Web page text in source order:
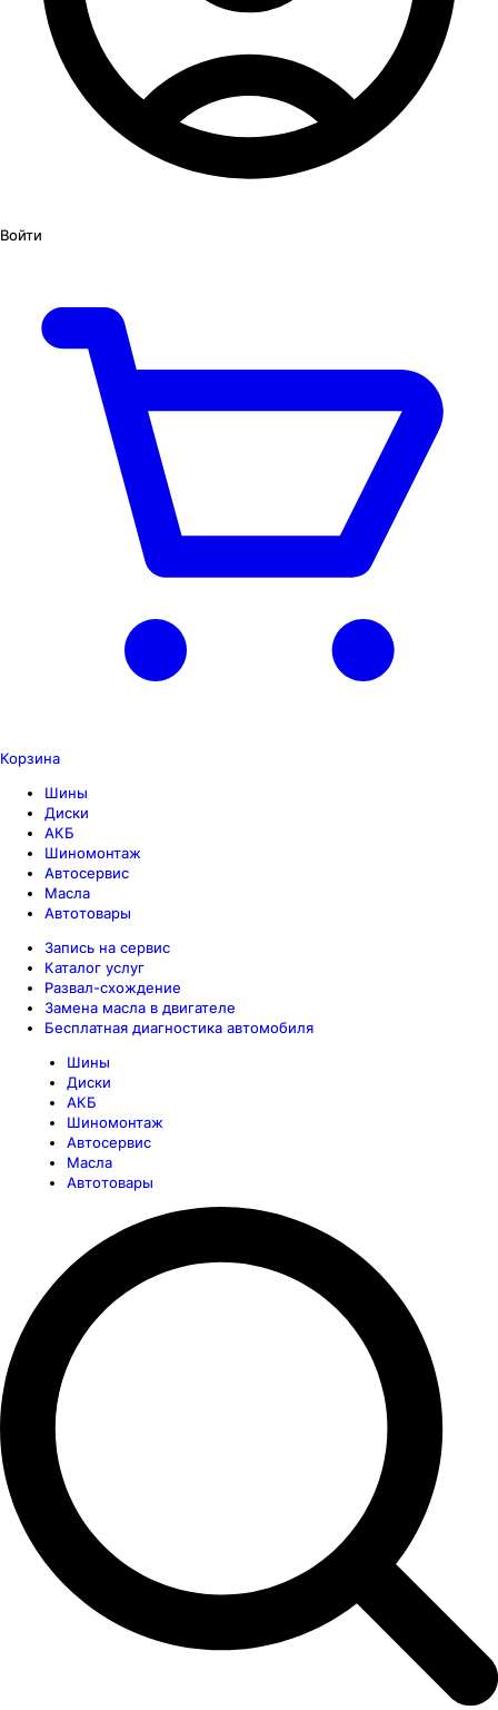
Войти
Корзина
Шины
Диски
АКБ
Шиномонтаж
Автосервис
Масла
Автотовары
Запись на сервис
Каталог услуг
Развал-схождение
Замена масла в двигателе
Бесплатная диагностика автомобиля
Шины
Диски
АКБ
Шиномонтаж
Автосервис
Масла
Автотовары